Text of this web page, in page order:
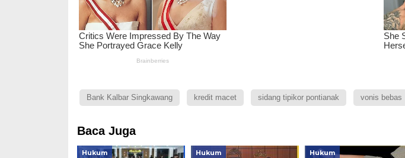
Bank Kalbar Singkawang kredit macet sidang tipikor pontianak vonis bebas
Baca Juga
Hukum Hukum Hukum